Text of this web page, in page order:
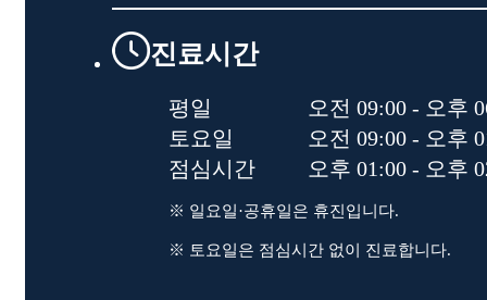
진료시간
평일
오전 09:00 - 오후
토요일
오전 09:00 - 오후
점심시간
오후 01:00 - 오후
※ 일요일·공휴일은 휴진입니다.
※ 토요일은 점심시간 없이 진료합니다.